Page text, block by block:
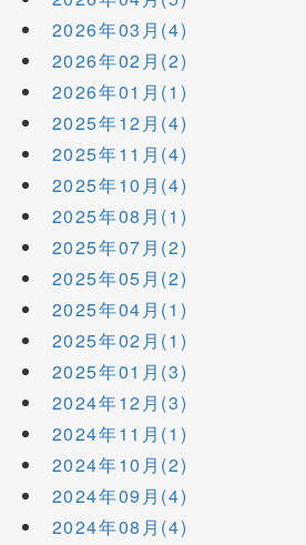
2026年03月(4)
2026年02月(2)
2026年01月(1)
2025年12月(4)
2025年11月(4)
2025年10月(4)
2025年08月(1)
2025年07月(2)
2025年05月(2)
2025年04月(1)
2025年02月(1)
2025年01月(3)
2024年12月(3)
2024年11月(1)
2024年10月(2)
2024年09月(4)
2024年08月(4)